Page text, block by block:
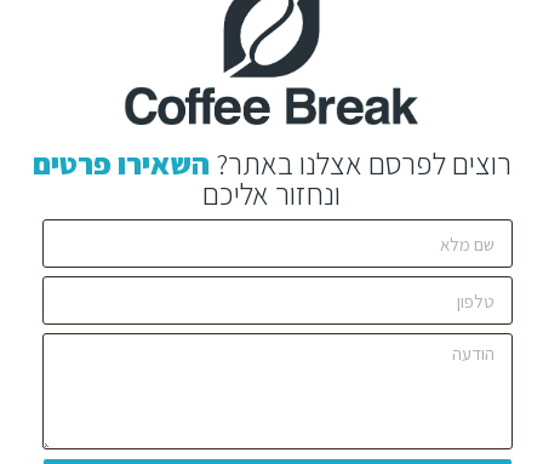
רוצים לפרסם אצלנו באתר? השאירו פרטים
ונחזור אליכם